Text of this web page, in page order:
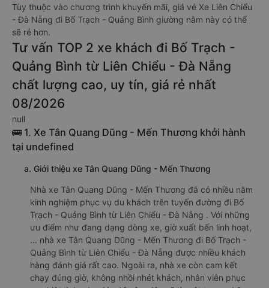
Tùy thuộc vào chương trình khuyến mãi, giá vé Xe Liên Chiểu
- Đà Nẵng đi Bố Trạch - Quảng Bình giường nằm này có thể
sẽ rẻ hơn.
Tư vấn TOP 2 xe khách đi Bố Trạch -
Quảng Bình từ Liên Chiểu - Đà Nẵng
chất lượng cao, uy tín, giá rẻ nhất
08/2026
null
🚌 1. Xe Tân Quang Dũng - Mến Thương khởi hành
tại undefined
a. Giới thiệu xe Tân Quang Dũng - Mến Thương
Nhà xe Tân Quang Dũng - Mến Thương đã có nhiều năm
kinh nghiệm phục vụ du khách trên tuyến đường đi Bố
Trạch - Quảng Bình từ Liên Chiểu - Đà Nẵng . Với những
ưu điểm như đang dạng dòng xe, giờ xuất bến linh hoạt,
… nhà xe Tân Quang Dũng - Mến Thương đi Bố Trạch -
Quảng Bình từ Liên Chiểu - Đà Nẵng được nhiều khách
hàng đánh giá rất cao. Ngoài ra, nhà xe còn cam kết
chạy đúng giờ, không nhồi nhét khách, nhân viên phục